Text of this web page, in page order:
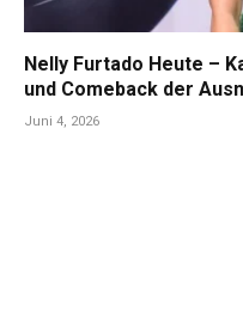
Nelly Furtado Heute –
und Comeback der
Juni 4, 2026